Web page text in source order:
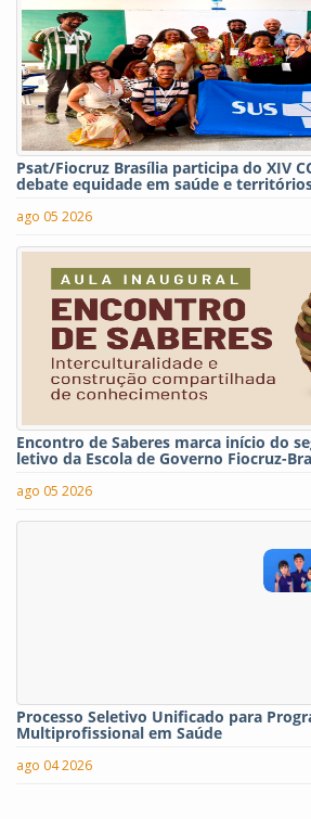
Psat/Fiocruz Brasília participa do XIV
debate equidade em saúde e
ago 05 2026
Encontro de Saberes marca início do
letivo da Escola de Governo Fiocruz-
ago 05 2026
Processo Seletivo Unificado para
Multiprofissional em Saúde
ago 04 2026